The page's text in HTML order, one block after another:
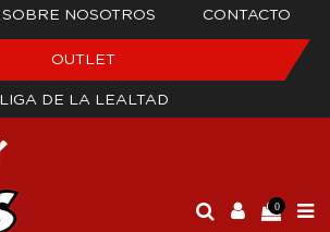
SOBRE NOSOTROS CONTACTO
OUTLET
LIGA DE LA LEALTAD
0